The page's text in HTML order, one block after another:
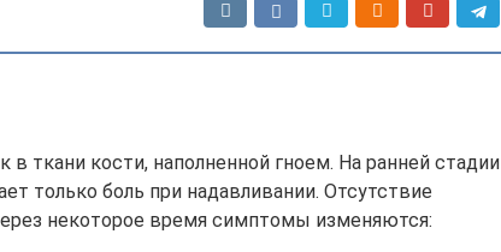
ткани кости, наполненной гноем. На ранней стадии
только боль при надавливании. Отсутствие
некоторое время симптомы изменяются: